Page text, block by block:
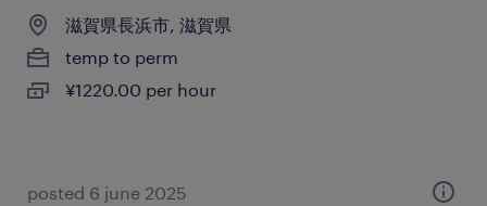
滋賀県長浜市, 滋賀県
temp to perm
¥1220.00 per hour
posted 6 june 2025